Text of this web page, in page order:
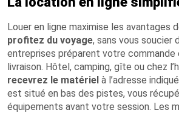
Louer en ligne maximise les avantages
profitez du voyage, sans vous soucier
entreprises préparent votre commande
livraison. Hôtel, camping, gîte ou chez
recevrez le matériel à l’adresse
est situé en bas des pistes, vous
équipements avant votre session. Les